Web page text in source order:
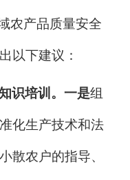
农产品质量安全
以下建议：
识培训。一是组
化生产技术和法
散农户的指导、